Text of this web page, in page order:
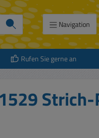
Navigation
Rufen Sie gerne an